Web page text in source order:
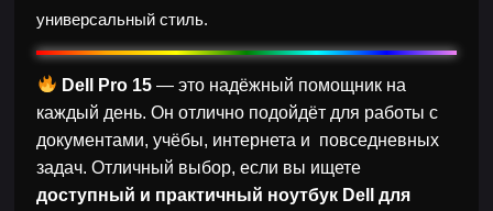
универсальный стиль.
Dell Pro 15— это надёжный помощник на
каждый день. Он отлично подойдёт для работы с
документами, учёбы, интернета и повседневных
задач. Отличный выбор, если вы ищете
доступный и практичный ноутбук Dell для